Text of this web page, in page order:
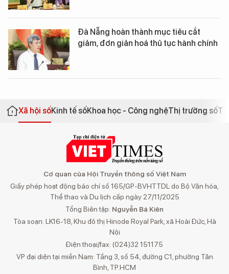
Đà Nẵng hoàn thành mục tiêu cắt
giảm, đơn giản hoá thủ tục hành chính
Xã hội sốKinh tế sốKhoa học - Công nghệThị trường số
Cơ quan của Hội Truyền thông số Việt Nam
Giấy phép hoạt động báo chí số 165/GP-BVHTTDL do Bộ Văn hóa,
Thể thao và Du lịch cấp ngày 27/11/2025
Tổng Biên tập: Nguyễn Bá Kiên
Tòa soạn: LK16-18, Khu đô thị Hinode Royal Park, xã Hoài Đức, Hà
Nội
Điện thoại/fax: (024)32 151175
VP đại diện tại miền Nam: Tầng 3, số 54, đường C1, phường Tân
Bình, TP.HCM